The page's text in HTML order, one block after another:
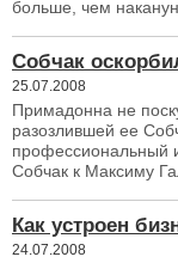
больше, чем
Собчак
25.07.2008
Примадонна не
разозлившей ее
профессиональный
Собчак к Максиму
Как устроен
24.07.2008